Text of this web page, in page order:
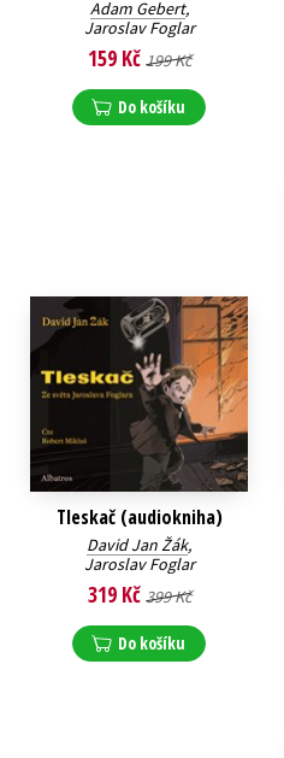
Adam Gebert,
Jaroslav Foglar
159 Kč 199 Kč
Do košíku
Tleskač (audiokniha)
David Jan Žák,
Jaroslav Foglar
319 Kč 399 Kč
Do košíku